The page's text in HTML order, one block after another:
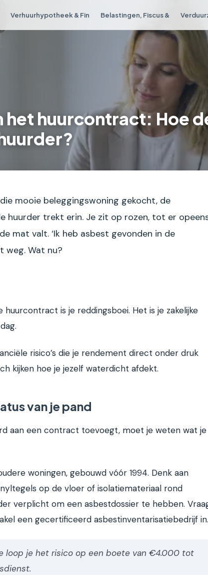
Verhuurhypotheek & Fin Belastingen, Fiscus &
het huurcontract: Hoe
mooie beleggingswoning gekocht, de
huurder trekt erin. Je zit op rozen, tot er
mat valt. ‘Ik heb asbest gevonden in de
weg. Wat nu?
huurcontract is je reddingsboei. Het is je zakelijke
risico’s die je rendement direct onder druk
kijken hoe je jezelf waterdicht afdekt.
van je pand
aan een contract toevoegt, moet je weten wat je
woningen, gebouwd vóór 1994. Denk aan
op de vloer of isolatiemateriaal rond
verplicht om een asbestdossier te hebben.
een gecertificeerd asbestinventarisatiebedrijf in.
loop je het risico op een boete van €4.000 tot